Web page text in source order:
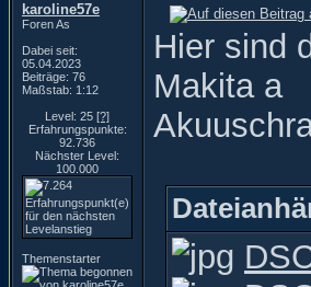
karoline57e
Foren As
Dabei seit:
05.04.2023
Beiträge: 76
Maßstab: 1:12
Level: 25 [?]
Erfahrungspunkte:
92.736
Nächster Level:
100.000
Themenstarter
Hier sind
Makita a